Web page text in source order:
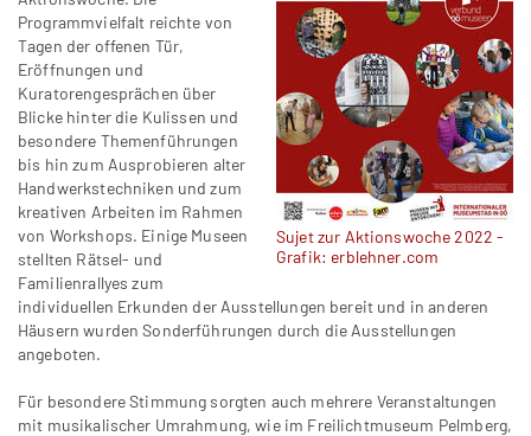
Sujet zur Aktionswoche 2022 -
Grafik: erblehner.com
Programmvielfalt reichte von
Tagen der offenen Tür,
Eröffnungen und
Kuratorengesprächen über
Blicke hinter die Kulissen und
besondere Themenführungen
bis hin zum Ausprobieren alter
Handwerkstechniken und zum
kreativen Arbeiten im Rahmen
von Workshops. Einige Museen
stellten Rätsel- und
Familienrallyes zum
individuellen Erkunden der Ausstellungen bereit und in anderen
Häusern wurden Sonderführungen durch die Ausstellungen
angeboten.
Für besondere Stimmung sorgten auch mehrere Veranstaltungen
mit musikalischer Umrahmung, wie im Freilichtmuseum Pelmberg,